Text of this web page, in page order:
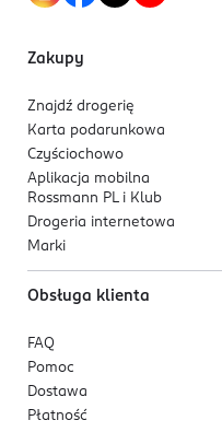
Zakupy
Znajdź drogerię
Karta podarunkowa
Czyściochowo
Aplikacja mobilna
Rossmann PL i Klub
Drogeria internetowa
Marki
Obsługa klienta
FAQ
Pomoc
Dostawa
Płatność